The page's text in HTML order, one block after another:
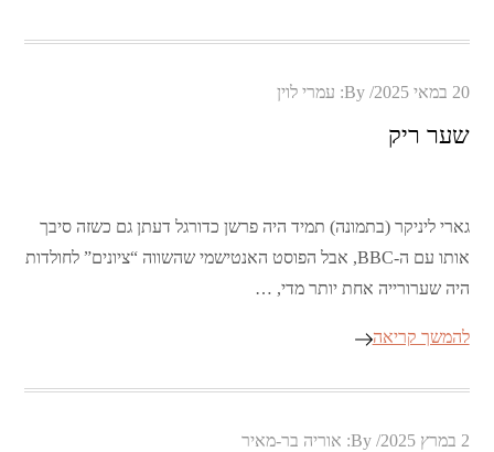
Posted
20 במאי 2025 By: עמרי לוין
שער ריק
גארי ליניקר (בתמונה) תמיד היה פרשן כדורגל דעתן גם כשזה סיבך
אותו עם ה-BBC, אבל הפוסט האנטישמי שהשווה “ציונים” לחולדות
היה שערורייה אחת יותר מדי, …
להמשך קריאה
Posted
2 במרץ 2025 By: אוריה בר-מאיר